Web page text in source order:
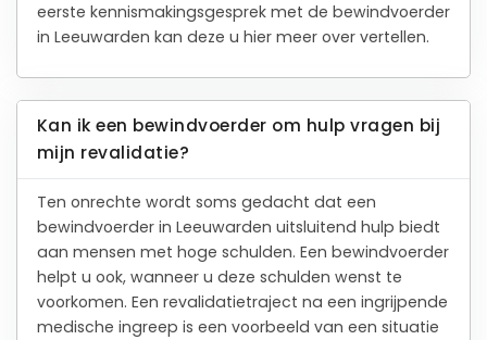
eerste kennismakingsgesprek met de bewindvoerder
in Leeuwarden kan deze u hier meer over vertellen.
Kan ik een bewindvoerder om hulp vragen bij
mijn revalidatie?
Ten onrechte wordt soms gedacht dat een
bewindvoerder in Leeuwarden uitsluitend hulp biedt
aan mensen met hoge schulden. Een bewindvoerder
helpt u ook, wanneer u deze schulden wenst te
voorkomen. Een revalidatietraject na een ingrijpende
medische ingreep is een voorbeeld van een situatie